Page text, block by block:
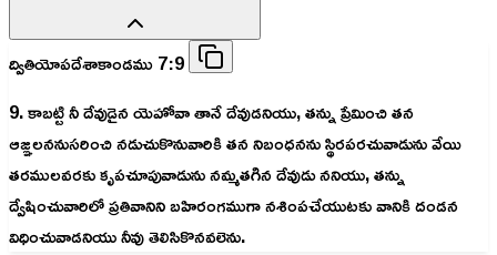
ద్వితియోపదేశాకాండము 7:9
9. కాబట్టి నీ దేవుడైన యెహోవా తానే దేవుడనియు, తన్ను ప్రేమించి తన
ఆజ్ఞలననుసరించి నడుచుకొనువారికి తన నిబంధనను స్థిరపరచువాడును వేయి
తరములవరకు కృపచూపువాడును నమ్మతగిన దేవుడు ననియు, తన్ను
ద్వేషించువారిలో ప్రతివానిని బహిరంగముగా నశింపచేయుటకు వానికి దండన
విధించువాడనియు నీవు తెలిసికొనవలెను.